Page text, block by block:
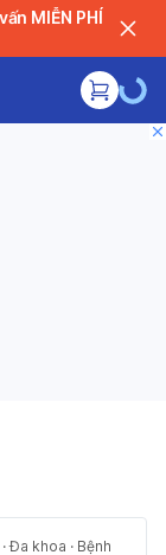
·Đa khoa · Bệnh